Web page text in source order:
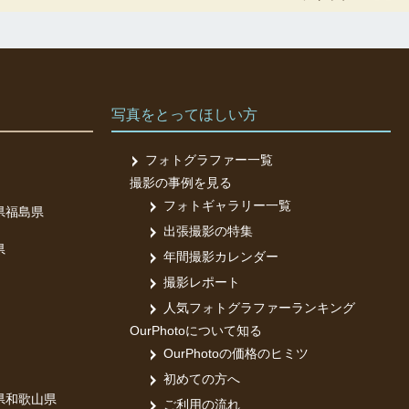
福島県
和歌山県
写真をとってほしい方
フォトグラファー一覧
撮影の事例を見る
フォトギャラリー一覧
出張撮影の特集
年間撮影カレンダー
撮影レポート
人気フォトグラファーランキング
OurPhotoについて知る
OurPhotoの価格のヒミツ
初めての方へ
ご利用の流れ